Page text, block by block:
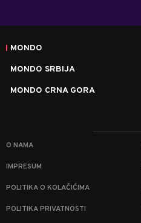
MONDO
MONDO SRBIJA
MONDO CRNA GORA
O NAMA
IMPRESUM
POLITIKA O KOLAČIĆIMA
POLITIKA PRIVATNOSTI